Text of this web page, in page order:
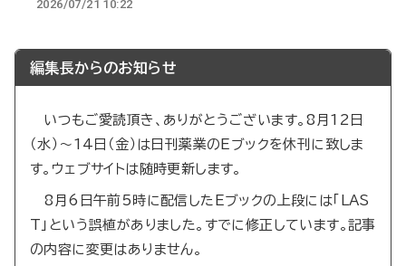
2026/07/21 10:22
編集長からのお知らせ
いつもご愛読頂き、ありがとうございます。8月12日
（水）～14日（金）は日刊薬業のEブックを休刊に致しま
す。ウェブサイトは随時更新します。
8月6日午前5時に配信したEブックの上段には「LAS
T」という誤植がありました。すでに修正しています。記事
の内容に変更はありません。